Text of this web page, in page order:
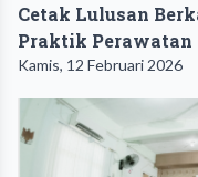
Cetak Lulusan
Praktik Perawatan
Kamis, 12 Februari 2026